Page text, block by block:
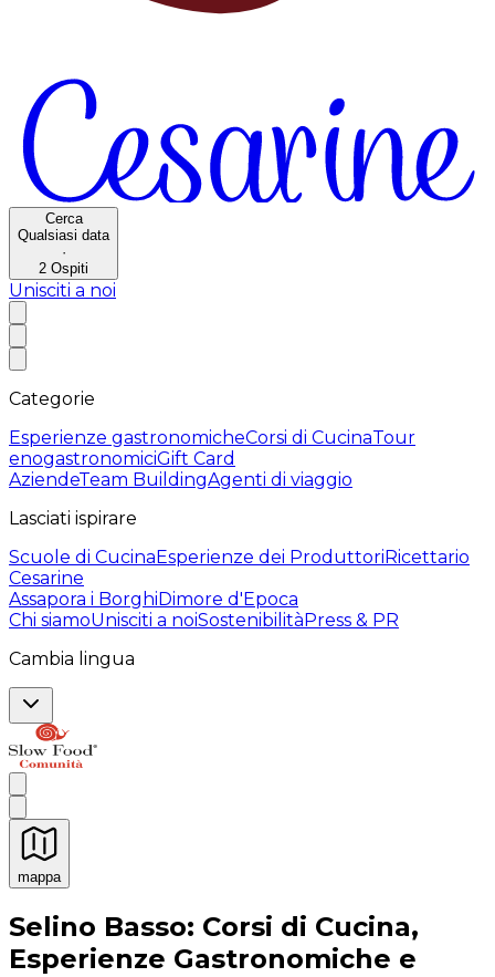
Cerca
Qualsiasi data
·
2 Ospiti
Unisciti a noi
Categorie
Esperienze gastronomicheCorsi di CucinaTour
enogastronomiciGift Card
AziendeTeam BuildingAgenti di viaggio
Lasciati ispirare
Scuole di CucinaEsperienze dei ProduttoriRicettario
Cesarine
Assapora i BorghiDimore d'Epoca
Chi siamoUnisciti a noiSostenibilitàPress & PR
Cambia lingua
mappa
Esperienze culinarie indimenticabili: Esperienze
Selino Basso: Corsi di Cucina,
Esperienze Gastronomiche e